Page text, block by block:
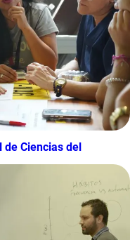
de Ciencias del